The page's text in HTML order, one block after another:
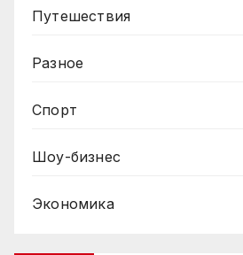
Путешествия
Разное
Спорт
Шоу-бизнес
Экономика